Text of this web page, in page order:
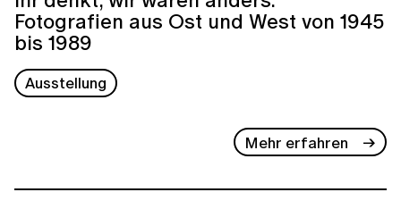
Fotografien aus Ost und West von 1945
bis 1989
Ausstellung
Mehr erfahren